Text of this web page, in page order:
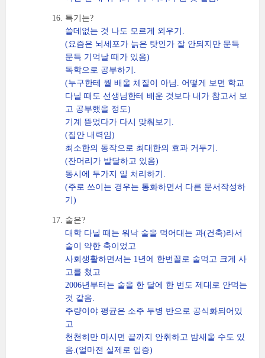
특기는?
쓸데없는 것 나도 모르게 외우기.
(요즘은 뇌세포가 늙은 탓인가 잘 안되지만 문득
문득 기억날 때가 있음)
독학으로 공부하기.
(누구한테 뭘 배울 체질이 아님. 어떻게 보면 학교
다닐 때도 선생님한테 배운 것보다 내가 참고서 보
고 공부했을 정도)
기계 뜯었다가 다시 맞춰보기.
(집안 내력임)
최소한의 동작으로 최대한의 효과 거두기.
(잔머리가 발달하고 있음)
동시에 두가지 일 처리하기.
(주로 쓰이는 경우는 통화하면서 다른 문서작성하
기)
술은?
대학 다닐 때는 워낙 술을 먹어대는 과(건축)라서
술이 약한 축이었고
사회생활하면서는 1년에 한번꼴로 술먹고 크게 사
고를 쳤고
2006년부터는 술을 한 달에 한 번도 제대로 안먹는
것 같음.
주량이야 평균은 소주 두병 반으로 공식화되어있
고
천천히만 마시면 끝까지 안취하고 밤새울 수도 있
음.(얼마전 실제로 입증)